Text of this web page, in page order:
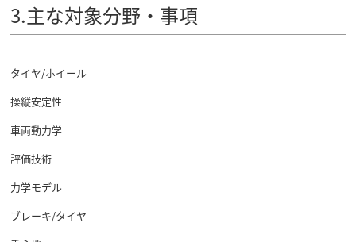
3.主な対象分野・事項
タイヤ/ホイール
操縦安定性
車両動力学
評価技術
力学モデル
ブレーキ/タイヤ